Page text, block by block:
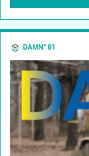
DAMN° 81